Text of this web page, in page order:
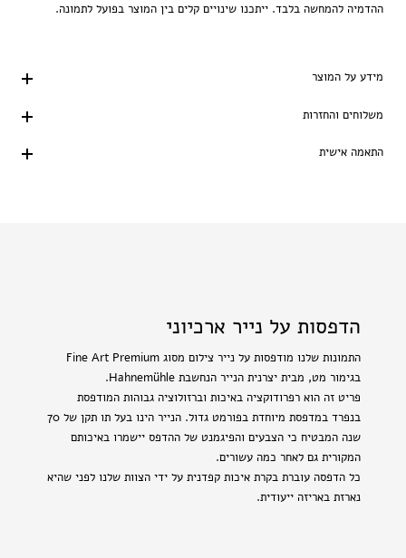
ההדמיה להמחשה בלבד. ייתכנו שינויים קלים בין המוצר בפועל לתמונה.
מידע על המוצר
משלוחים והחזרות
התאמה אישית
הדפסות על נייר ארכיוני
התמונות שלנו מודפסות על נייר צילום מסוג Fine Art Premium
בגימור מט, מבית יצרנית הנייר הנחשבת Hahnemühle.
פריט זה הוא רפרודוקציה באיכות וברזולוציה גבוהות המודפסת
בנפרד במדפסת מיוחדת בפורמט גדול. הנייר הינו בעל תו תקן של 70
שנה המבטיח כי הצבעים והפיגמנט של ההדפס יישמרו באיכותם
המקורית גם לאחר כמה עשורים.
כל הדפסה עוברת בקרת איכות קפדנית על ידי הצוות שלנו לפני שהיא
נארזת באריזה ייעודית.